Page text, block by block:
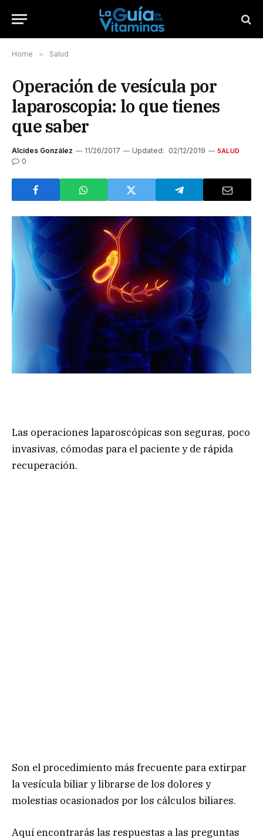
Home » Salud
Operación de vesícula por
laparoscopia: lo que tienes
que saber
Alcides González 11/26/2017 Updated: 02/12/2019 SALUD
0
Las operaciones laparoscópicas son seguras, poco
invasivas, cómodas para el paciente y de rápida
recuperación.
Son el procedimiento más frecuente para extirpar
la vesícula biliar y librarse de los dolores y
molestias ocasionados por los cálculos biliares.
Aquí encontrarás las respuestas a las preguntas